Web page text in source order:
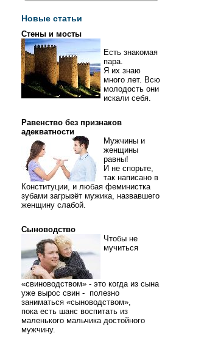
Новые статьи
Стены и мосты
Есть знакомая
пара.
Я их знаю
много лет. Всю
молодость они
искали себя.
Равенство без признаков
адекватности
Мужчины и
женщины
равны!
И не спорьте,
так написано в
Конституции, и любая феминистка
зубами загрызёт мужика, назвавшего
женщину слабой.
Сыноводство
Чтобы не
мучиться
«свиноводством» - это когда из сына
уже вырос свин - полезно
заниматься «сыноводством»,
пока есть шанс воспитать из
маленького мальчика достойного
мужчину.